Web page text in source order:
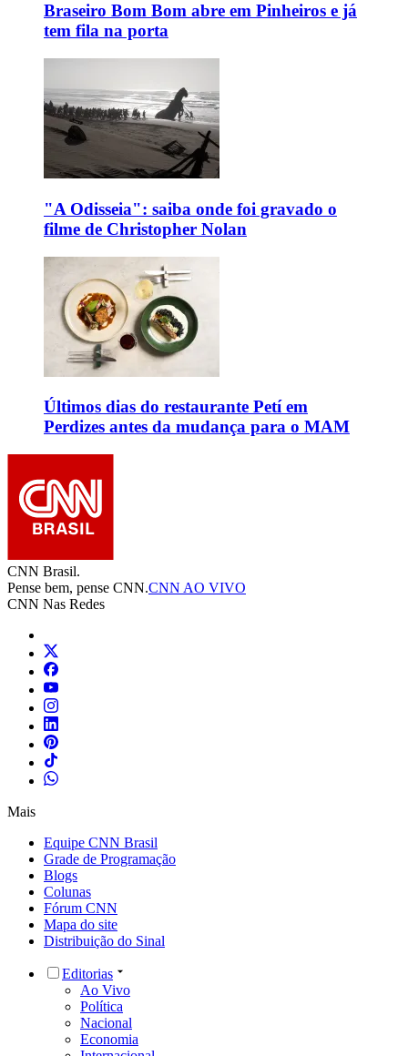
Braseiro Bom Bom abre em Pinheiros e já
tem fila na porta
"A Odisseia": saiba onde foi gravado o
filme de Christopher Nolan
Últimos dias do restaurante Petí em
Perdizes antes da mudança para o MAM
CNN Brasil.
Pense bem, pense CNN.CNN AO VIVO
CNN Nas Redes
Mais
Equipe CNN Brasil
Grade de Programação
Blogs
Colunas
Fórum CNN
Mapa do site
Distribuição do Sinal
Editorias
Ao Vivo
Política
Nacional
Economia